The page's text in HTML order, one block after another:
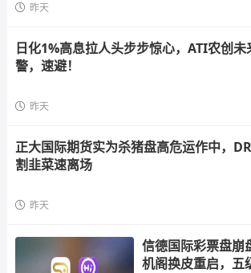
昨天
日化1%高息拉人头步步惊心，ATI农创
警，速避！
昨天
正大国际期货实为杀猪盘高危运作中，
割韭菜速离场
昨天
信德国际彩票盘崩
机阁换皮重启，五